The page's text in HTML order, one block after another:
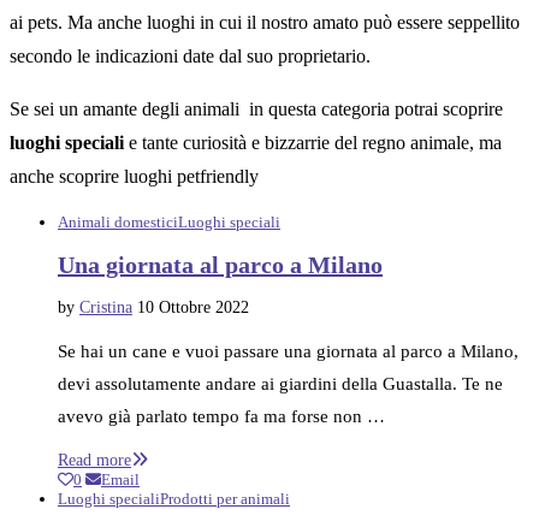
ai pets. Ma anche luoghi in cui il nostro amato può essere seppellito
secondo le indicazioni date dal suo proprietario.
Se sei un amante degli animali in questa categoria potrai scoprire
luoghi speciali e tante curiosità e bizzarrie del regno animale, ma
anche scoprire luoghi petfriendly
Animali domesticiLuoghi speciali
Una giornata al parco a Milano
by Cristina 10 Ottobre 2022
Se hai un cane e vuoi passare una giornata al parco a Milano,
devi assolutamente andare ai giardini della Guastalla. Te ne
avevo già parlato tempo fa ma forse non …
Read more
0
Email
Luoghi specialiProdotti per animali